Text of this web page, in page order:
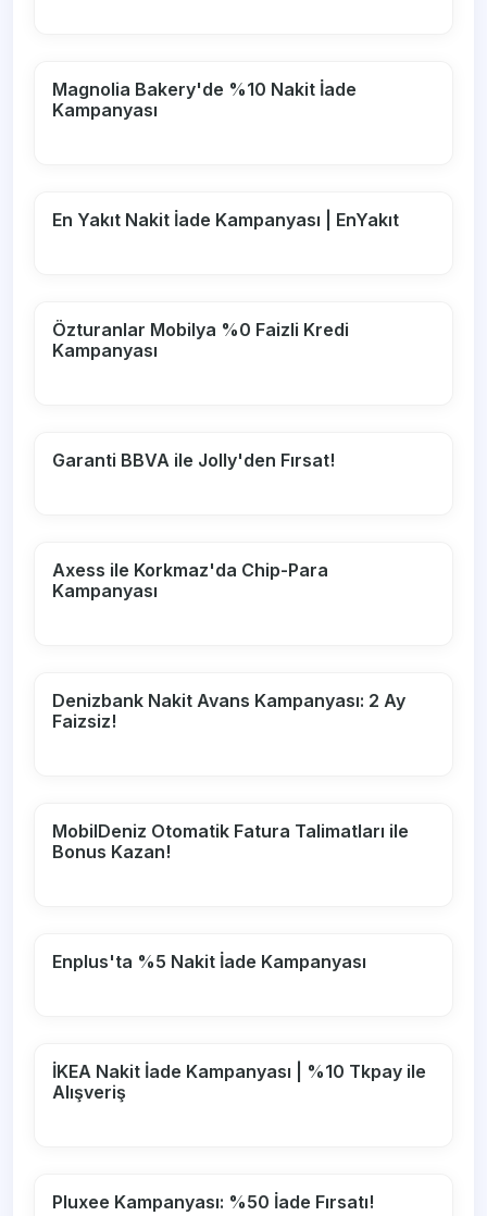
Magnolia Bakery'de %10 Nakit İade
Kampanyası
En Yakıt Nakit İade Kampanyası | EnYakıt
Özturanlar Mobilya %0 Faizli Kredi
Kampanyası
Garanti BBVA ile Jolly'den Fırsat!
Axess ile Korkmaz'da Chip-Para
Kampanyası
Denizbank Nakit Avans Kampanyası: 2 Ay
Faizsiz!
MobilDeniz Otomatik Fatura Talimatları ile
Bonus Kazan!
Enplus'ta %5 Nakit İade Kampanyası
İKEA Nakit İade Kampanyası | %10 Tkpay ile
Alışveriş
Pluxee Kampanyası: %50 İade Fırsatı!